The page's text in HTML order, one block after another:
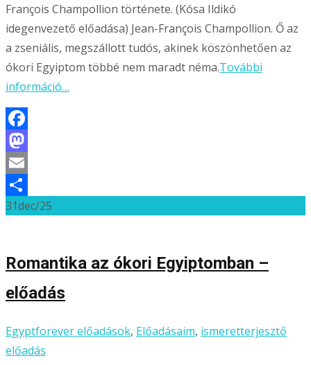
François Champollion története. (Kósa Ildikó
idegenvezető előadása) Jean-François Champollion. Ő az
a zseniális, megszállott tudós, akinek köszönhetően az
ókori Egyiptom többé nem maradt néma.További
információ…
Facebook
Mastodon
Email
Ossza
31dec/25
Romantika az ókori Egyiptomban –
előadás
Egyptforever előadások, Előadásaim, ismeretterjesztő
előadás